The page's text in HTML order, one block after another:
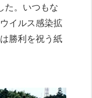
た。いつもな
イルス感染拡
勝利を祝う紙